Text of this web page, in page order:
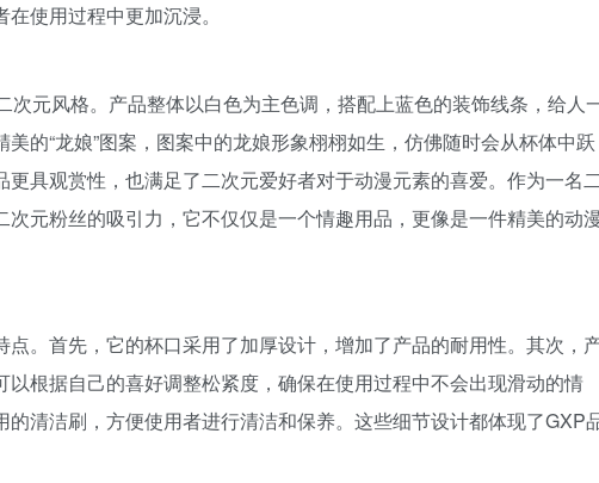
使用过程中更加沉浸。
次元风格。产品整体以白色为主色调，搭配上蓝色的装饰线条，给人
的“龙娘”图案，图案中的龙娘形象栩栩如生，仿佛随时会从杯体中跃
具观赏性，也满足了二次元爱好者对于动漫元素的喜爱。作为一名
元粉丝的吸引力，它不仅仅是一个情趣用品，更像是一件精美的动
。首先，它的杯口采用了加厚设计，增加了产品的耐用性。其次，
根据自己的喜好调整松紧度，确保在使用过程中不会出现滑动的情
清洁刷，方便使用者进行清洁和保养。这些细节设计都体现了GXP